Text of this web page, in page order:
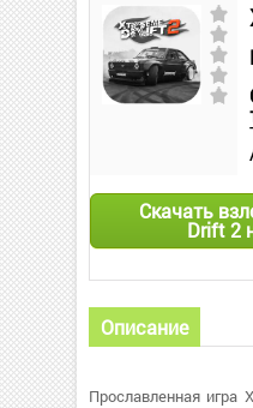
Скачать
Drift 2
Описание
Прославленная